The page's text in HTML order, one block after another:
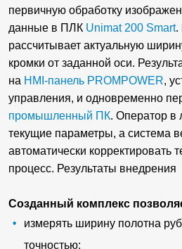
первичную обработку
данные в ПЛК Unimat 200 Smart.
рассчитывает актуальную
кромки от заданной оси.
на HMI-панель PROMPOWER,
управления, и одновременно
промышленный ПК. Оператор в
текущие параметры, а система
автоматически корректировать
процесс. Результаты внедрения
Созданный комплекс
измерять ширину полотна
точностью;